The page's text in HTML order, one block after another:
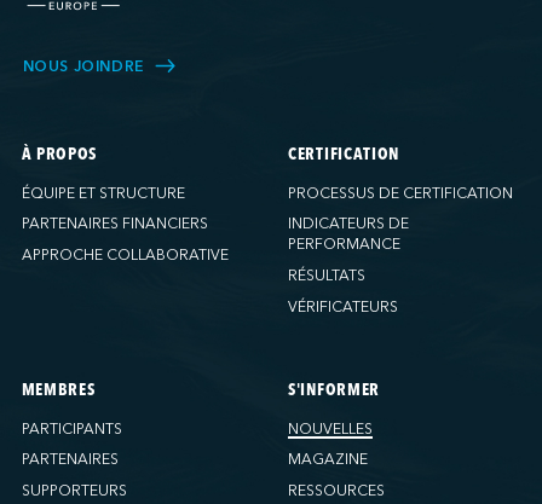
NOUS JOINDRE
À PROPOS
ÉQUIPE ET STRUCTURE
PARTENAIRES FINANCIERS
APPROCHE COLLABORATIVE
CERTIFICATION
PROCESSUS DE CERTIFICATION
INDICATEURS DE
PERFORMANCE
RÉSULTATS
VÉRIFICATEURS
MEMBRES
PARTICIPANTS
PARTENAIRES
SUPPORTEURS
S'INFORMER
NOUVELLES
MAGAZINE
RESSOURCES